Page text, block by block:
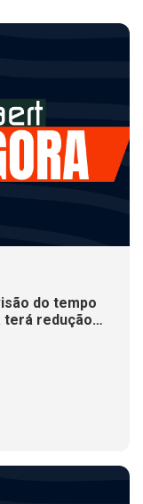
do tempo
terá redução